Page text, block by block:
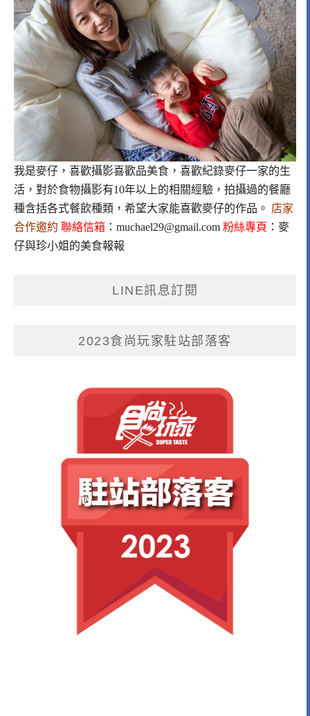
我是麥仔，喜歡攝影喜歡品美食，喜歡紀錄麥仔一家的生
活，對於食物攝影有10年以上的相關經驗，拍攝過的餐廳
種含括各式餐飲種類，希望大家能喜歡麥仔的作品。 店家
合作邀約 聯絡信箱 ： muchael29@gmail.com 粉絲專頁 ： 麥
仔與珍小姐的美食報報
LINE訊息訂閱
2023食尚玩家駐站部落客